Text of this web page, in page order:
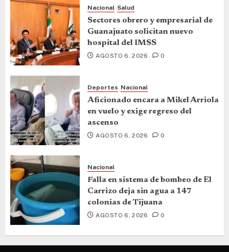
Nacional Salud
Sectores obrero y empresarial de
Guanajuato solicitan nuevo
hospital del IMSS
AGOSTO 6, 2026 0
Deportes Nacional
Aficionado encara a Mikel Arriola
en vuelo y exige regreso del
ascenso
AGOSTO 6, 2026 0
Nacional
Falla en sistema de bombeo de El
Carrizo deja sin agua a 147
colonias de Tijuana
AGOSTO 6, 2026 0